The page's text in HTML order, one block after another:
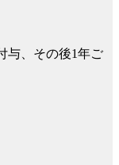
与、その後1年ご